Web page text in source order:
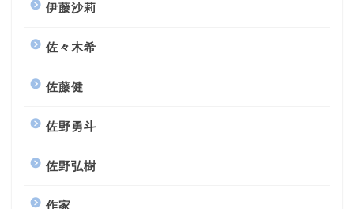
伊藤沙莉
佐々木希
佐藤健
佐野勇斗
佐野弘樹
作家